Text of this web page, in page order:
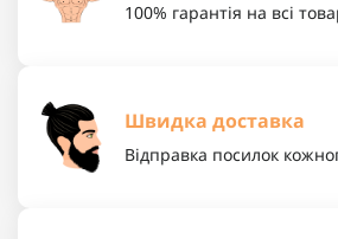
100% гарантія на всі
Швидка доставка
Відправка посилок